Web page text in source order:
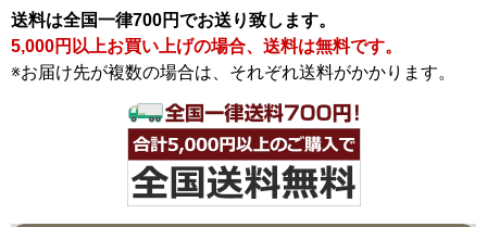
送料は全国一律700円でお送り致します。
5,000円以上お買い上げの場合、送料は無料です。
※お届け先が複数の場合は、それぞれ送料がかかります。